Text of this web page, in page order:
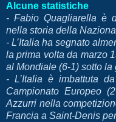
Alcune statistiche
- Fabio Quagliarella è
nella storia della
- L’Italia ha segnato
la prima volta da marzo
al Mondiale (6-1) sotto
- L’Italia è imbattuta
Campionato Europeo
Azzurri nella
Francia a Saint-Denis